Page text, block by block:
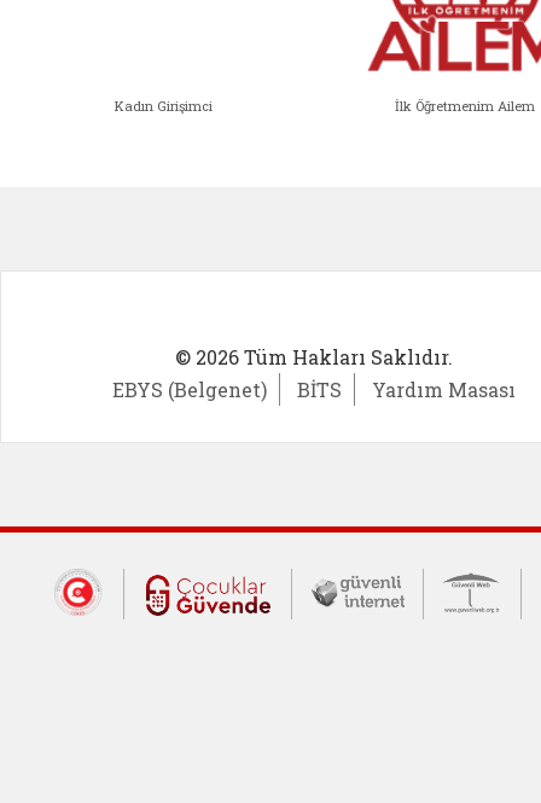
Kadın Girişimci İlk Öğretmenim Ailem
© 2026 Tüm Hakları Saklıdır.
EBYS (Belgenet)
BİTS Yardım Masası
Dış Bağlantılar
Cumhurbaşkanlığı İletişim Merkezi
Çocuklar Güvende (yeni
Güvenli